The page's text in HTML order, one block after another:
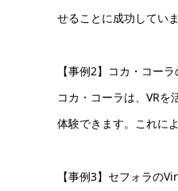
せることに成功していま
【事例2】コカ・コー
コカ・コーラは、VR
体験できます。これに
【事例3】セフォラの